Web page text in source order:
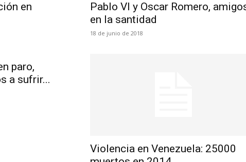
en
Pablo VI y Oscar Romero,
en la santidad
18 de junio de 2018
paro,
a sufrir...
Violencia en Venezuela: 25000